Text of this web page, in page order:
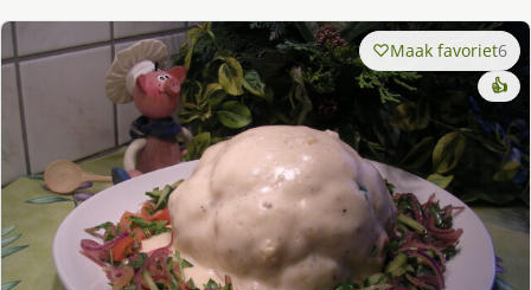
Maak favoriet6
👍